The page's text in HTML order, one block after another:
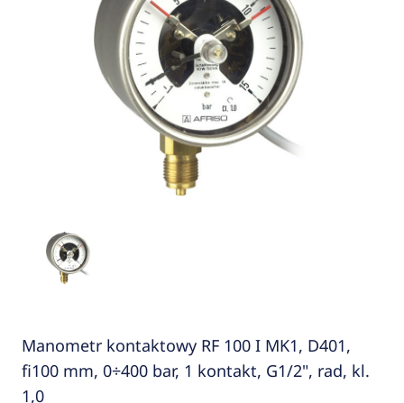
Manometr kontaktowy RF 100 I MK1, D401,
fi100 mm, 0÷400 bar, 1 kontakt, G1/2", rad, kl.
1,0